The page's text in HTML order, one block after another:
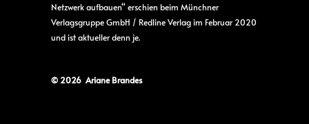
Netzwerk aufbauen“ erschien beim Münchner
Verlagsgruppe GmbH / Redline Verlag im Februar 2020
und ist aktueller denn je.
© 2026 Ariane Brandes